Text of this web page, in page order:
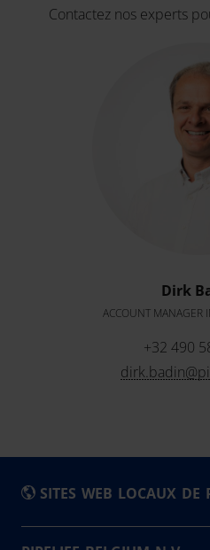
Contactez nos experts
Dirk
ACCOUNT MANAGER
+32 490
SITES WEB LOCAUX DE